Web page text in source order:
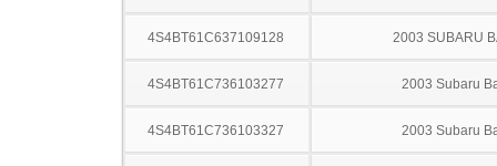
4S4BT61C637109128 2003 SUBARU
4S4BT61C736103277 2003 Subaru
4S4BT61C736103327 2003 Subaru